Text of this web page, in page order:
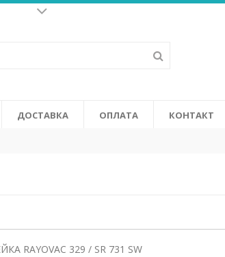
в
Высококачественные батарейки для
последних высокоэффективных
объединяют в себе повышенную
ДОСТАВКА ОПЛАТА КОНТАКТ
RAYOVAC 329 / SR 731 SW